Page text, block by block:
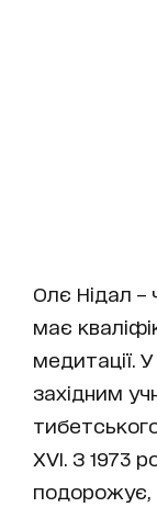
Олє Нідал
має
медитації.
західним
XVI. З 1973
подорожує,